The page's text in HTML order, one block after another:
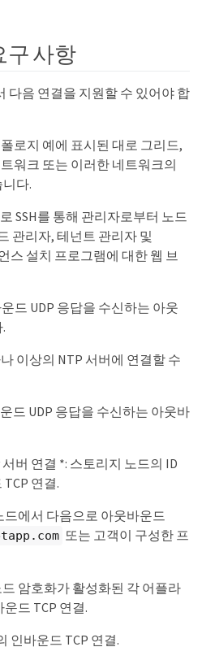
구 사항
다음 연결을 지원할 수 있어야 합
로지 예에 표시된 대로 그리드,
워크 또는 이러한 네트워크의
다.
SSH를 통해 관리자로부터 노드
관리자, 테넌트 관리자 및
스 설치 프로그램에 대한 웹 브
드 UDP 응답을 수신하는 아웃
이상의 NTP 서버에 연결할 수
드 UDP 응답을 수신하는 아웃바
버 연결 *: 스토리지 노드의 ID
연결.
드에서 다음으로 아웃바운드
또는 고객이 구성한 프
암호화가 활성화된 각 어플라
드 TCP 연결.
인바운드 TCP 연결.